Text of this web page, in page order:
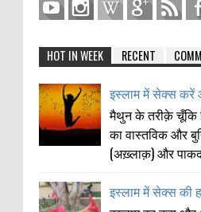
HOT IN WEEK RECENT
इस्लाम में सेक्स करें
मैथुन के तरीक़े चूँकि
का वास्तविक और
(अख़्लाक़) और
इस्लाम में सेक्स की